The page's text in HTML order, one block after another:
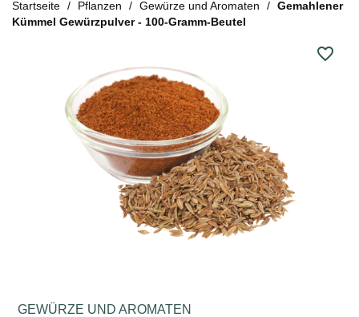
Startseite Pflanzen Gewürze und Aromaten
Gemahlener
Kümmel Gewürzpulver - 100-Gramm-Beutel
favorite_border
GEWÜRZE UND AROMATEN